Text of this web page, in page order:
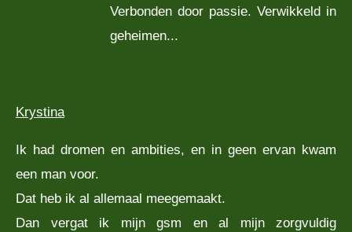
Verbonden door passie. Verwikkeld in
geheimen...
Krystina
Ik had dromen en ambities, en in geen ervan kwam
een man voor.
Dat heb ik al allemaal meegemaakt.
Dan vergat ik mijn gsm en al mijn zorgvuldig